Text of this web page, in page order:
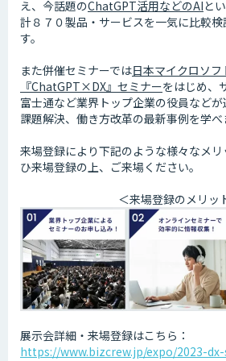
え、今話題のChatGPT活用などのAIと
計８７０製品・サービスを一気に比較
す。
また併催セミナーでは日本マイクロソフ
『ChatGPT×DX』セミナーをはじめ、
富士通など業界トップ企業の役員など
課題解決、働き方改革の最新事例を学べ
来場登録により下記のような様々なメ
ひ来場登録の上、ご来場ください。
＜来場登録のメリッ
展示会詳細・来場登録はこちら：
https://www.bizcrew.jp/expo/2023-